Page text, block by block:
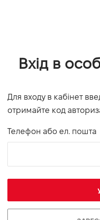
Вхід в
Для входу в кабінет
отримайте код
Телефон або ел. пошта